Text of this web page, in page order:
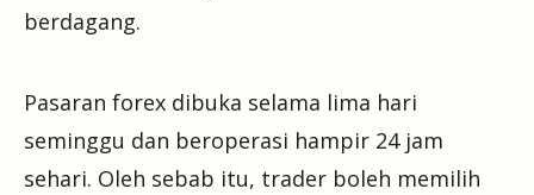
berdagang.
Pasaran forex dibuka selama lima hari
seminggu dan beroperasi hampir 24 jam
sehari. Oleh sebab itu, trader boleh memilih